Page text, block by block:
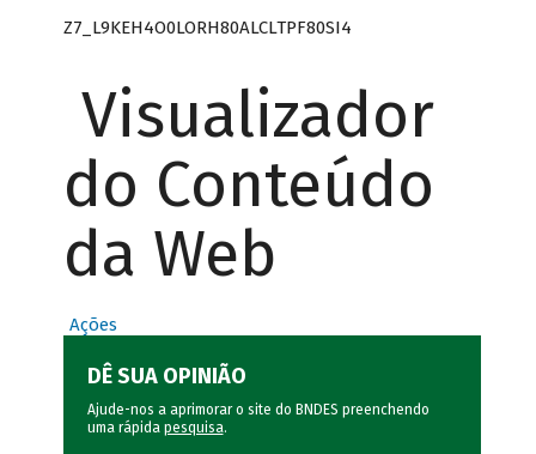
Z7_L9KEH4O0LORH80ALCLTPF80SI4
Visualizador
do Conteúdo
da Web
Ações
DÊ SUA OPINIÃO
Ajude-nos a aprimorar o site do BNDES preenchendo
uma rápida pesquisa.